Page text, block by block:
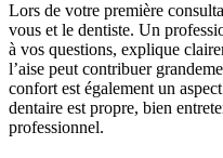
Lors de votre première
vous et le dentiste. Un
à vos questions, explique
l’aise peut contribuer
confort est également un
dentaire est propre, bien
professionnel.